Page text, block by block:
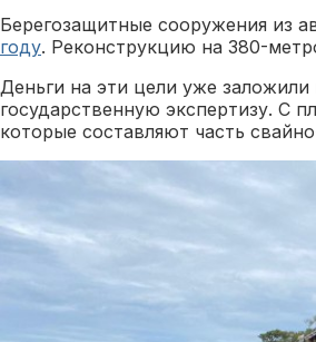
Берегозащитные сооружения из
году. Реконструкцию на 380-
Деньги на эти цели уже
государственную экспертизу. С
которые составляют часть